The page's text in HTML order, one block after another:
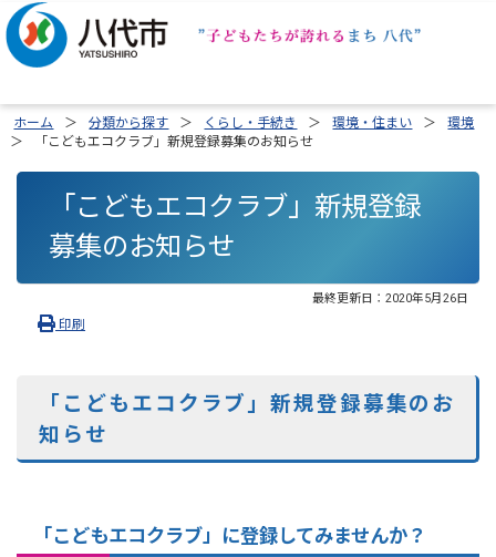
ホーム 分類から探す くらし・手続き 環境・住まい
環境
「こどもエコクラブ」新規登録募集のお知らせ
「こどもエコクラブ」新規登録
募集のお知らせ
最終更新日： 2020年5月26日
印刷
「こどもエコクラブ」新規登録募集のお
知らせ
「こどもエコクラブ」に登録してみませんか？